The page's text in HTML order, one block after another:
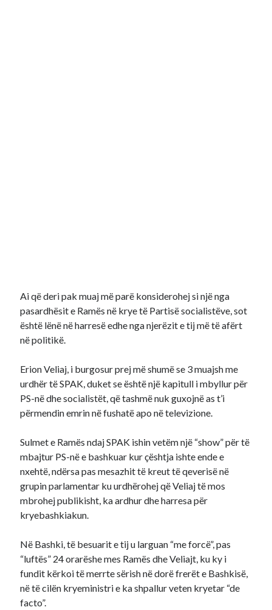
Ai që deri pak muaj më parë konsiderohej si një nga
pasardhësit e Ramës në krye të Partisë socialistëve, sot
është lënë në harresë edhe nga njerëzit e tij më të afërt
në politikë.
Erion Veliaj, i burgosur prej më shumë se 3 muajsh me
urdhër të SPAK, duket se është një kapitull i mbyllur për
PS-në dhe socialistët, që tashmë nuk guxojnë as t’i
përmendin emrin në fushatë apo në televizione.
Sulmet e Ramës ndaj SPAK ishin vetëm një “show” për të
mbajtur PS-në e bashkuar kur çështja ishte ende e
nxehtë, ndërsa pas mesazhit të kreut të qeverisë në
grupin parlamentar ku urdhërohej që Veliaj të mos
mbrohej publikisht, ka ardhur dhe harresa për
kryebashkiakun.
Në Bashki, të besuarit e tij u larguan “me forcë”, pas
“luftës” 24 orarëshe mes Ramës dhe Veliajt, ku ky i
fundit kërkoi të merrte sërish në dorë frerët e Bashkisë,
në të cilën kryeministri e ka shpallur veten kryetar “de
facto”.